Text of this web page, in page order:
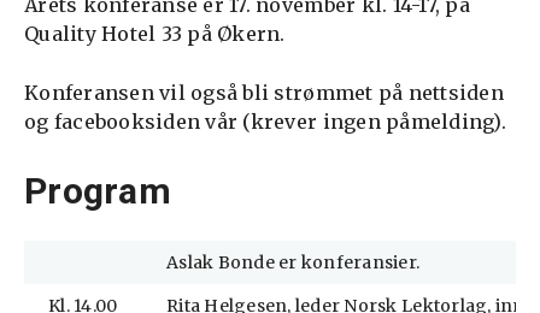
Årets konferanse er 17. november kl. 14-17, på
Quality Hotel 33 på Økern.
Konferansen vil også bli strømmet på nettsiden
og facebooksiden vår (krever ingen påmelding).
Program
Aslak Bonde er konferansier.
Kl. 14.00
Rita Helgesen, leder Norsk Lektorlag,